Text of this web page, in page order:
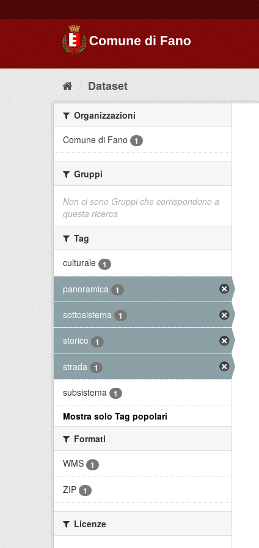
Dataset
Organizzazioni
Comune di Fano
1
Gruppi
Non ci sono Gruppi che corrispondono a
questa ricerca
Tag
culturale
1
panoramica 1
sottosistema 1
storico 1
strada 1
subsistema 1
Mostra solo Tag popolari
Formati
WMS
1
ZIP 1
Licenze